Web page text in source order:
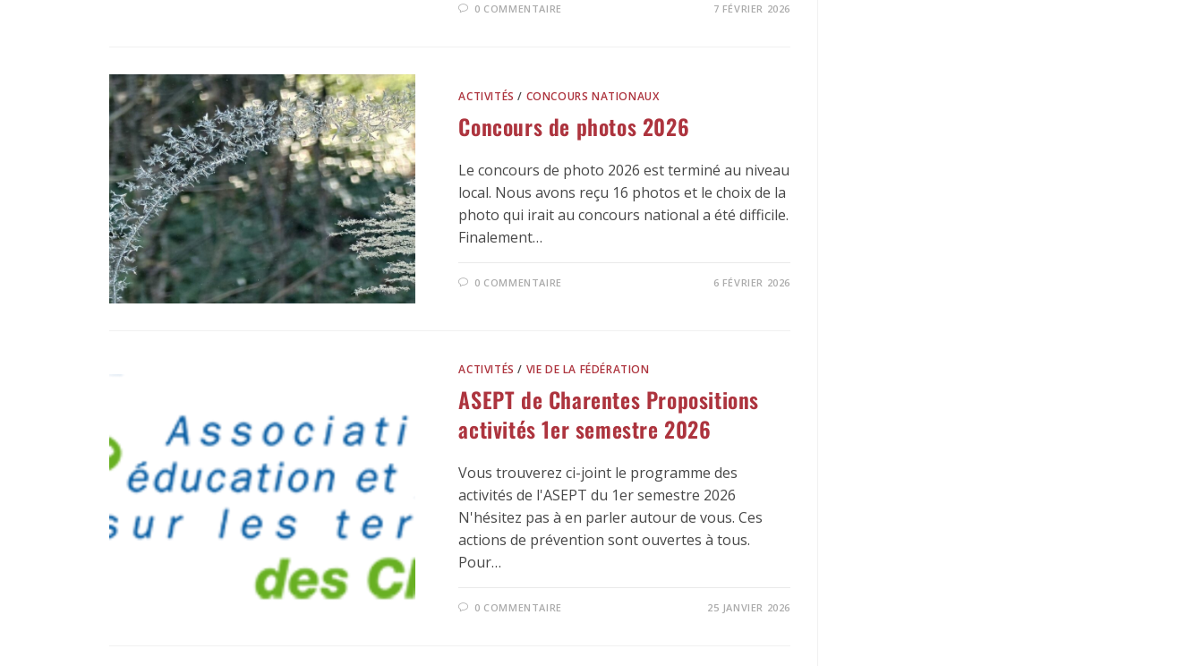
0 COMMENTAIRE 7 FÉVRIER 2026
ACTIVITÉS / CONCOURS NATIONAUX
Concours de photos 2026
Le concours de photo 2026 est terminé au niveau
local. Nous avons reçu 16 photos et le choix de la
photo qui irait au concours national a été difficile.
Finalement…
0 COMMENTAIRE 6 FÉVRIER 2026
ACTIVITÉS / VIE DE LA FÉDÉRATION
ASEPT de Charentes Propositions
activités 1er semestre 2026
Vous trouverez ci-joint le programme des
activités de l'ASEPT du 1er semestre 2026
N'hésitez pas à en parler autour de vous. Ces
actions de prévention sont ouvertes à tous.
Pour…
0 COMMENTAIRE 25 JANVIER 2026